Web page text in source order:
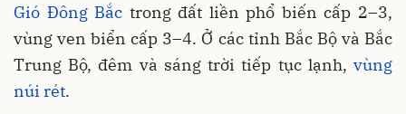
Gió Đông Bắc trong đất liền phổ biến cấp 2–3,
vùng ven biển cấp 3–4. Ở các tỉnh Bắc Bộ và Bắc
Trung Bộ, đêm và sáng trời tiếp tục lạnh, vùng
núi rét.